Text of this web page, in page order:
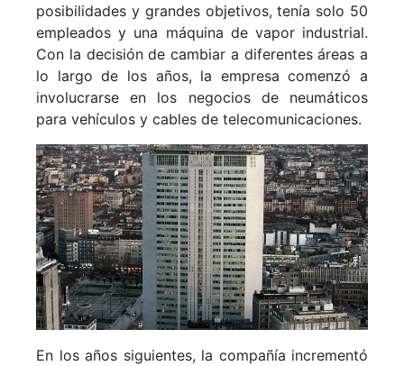
posibilidades y grandes objetivos, tenía solo 50
empleados y una máquina de vapor industrial.
Con la decisión de cambiar a diferentes áreas a
lo largo de los años, la empresa comenzó a
involucrarse en los negocios de neumáticos
para vehículos y cables de telecomunicaciones.
En los años siguientes, la compañía incrementó